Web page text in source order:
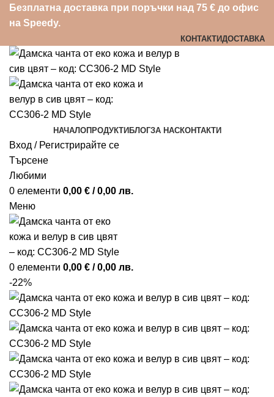
Безплатна доставка при поръчки над 75 € до офис
на Speedy.
КОНТАКТИДОСТАВКА
НАЧАЛОПРОДУКТИ БЛОГЗА НАСКОНТАКТИ
Вход / Регистрирайте се
Търсене
Любими
0 елементи 0,00 € / 0,00 лв.
Меню
0 елементи 0,00 € / 0,00 лв.
-22%